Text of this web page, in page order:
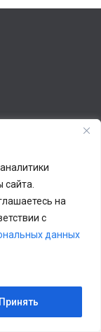
на
с
данных
Принять
ул. Онежской